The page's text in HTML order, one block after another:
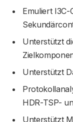
Emuliert
Unterstützt
Unterstützt
HDR-TSP-
Unterstützt